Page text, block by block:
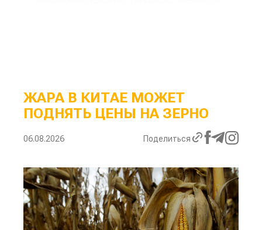
ЖАРА В КИТАЕ МОЖЕТ
ПОДНЯТЬ ЦЕНЫ НА ЗЕРНО
06.08.2026 Поделиться